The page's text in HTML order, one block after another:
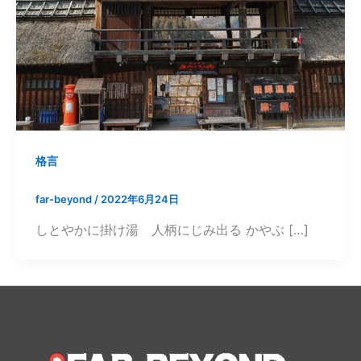
格言
far-beyond / 2022年6月24日
しとやかに掛け湯 人柄にじみ出る かやぶ […]